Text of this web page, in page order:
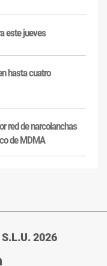
este jueves
hasta cuatro
red de narcolanchas
de MDMA
2026
Ir